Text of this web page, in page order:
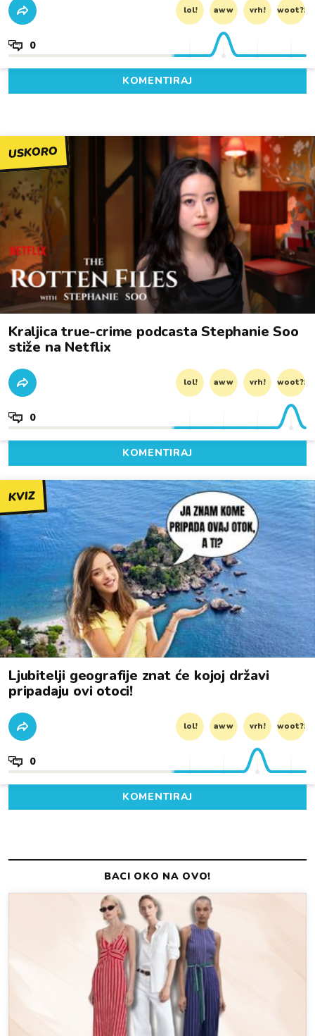
lol! aww vrh! woot?!
0
KOMENTIRAJ
USKORO
Kraljica true-crime podcasta Stephanie Soo
stiže na Netflix
lol! aww vrh! woot?!
0
KOMENTIRAJ
KVIZ
Ljubitelji geografije znat će kojoj državi
pripadaju ovi otoci!
lol! aww vrh! woot?!
0
KOMENTIRAJ